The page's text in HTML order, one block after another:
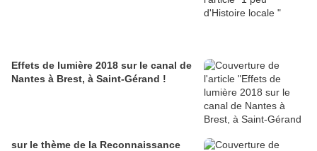
Effets de lumière 2018 sur le canal de
Nantes à Brest, à Saint-Gérand !
sur le thème de la Reconnaissance